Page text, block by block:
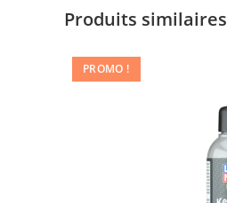
Produits similaires
PROMO !